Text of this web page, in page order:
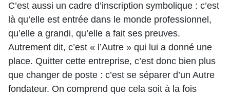
C’est aussi un cadre d’inscription symbolique : c’est
là qu’elle est entrée dans le monde professionnel,
qu’elle a grandi, qu’elle a fait ses preuves.
Autrement dit, c’est « l’Autre » qui lui a donné une
place. Quitter cette entreprise, c’est donc bien plus
que changer de poste : c’est se séparer d’un Autre
fondateur. On comprend que cela soit à la fois